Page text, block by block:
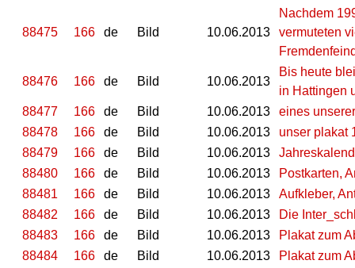
88475 166 de Bild 10.06.2013
Nachdem
vermuteten
88476 166 de Bild 10.06.2013
Bis heute
in Hattingen
88477
166 de Bild 10.06.2013
eines
88478
166 de Bild 10.06.2013
unser plakat
88479
166 de Bild 10.06.2013
88480
166 de Bild 10.06.2013
Postkarten,
88481
166 de Bild 10.06.2013
Aufkleber,
88482
166 de Bild 10.06.2013
Die
88483
166 de Bild 10.06.2013
Plakat zum
88484
166 de Bild 10.06.2013
Plakat zum